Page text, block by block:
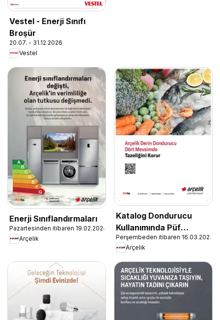
Vestel - Enerji Sınıfı
Broşür
20.07. - 31.12.2026
Vestel
Enerji Sınıflandırmaları
Pazartesinden itibaren 19.02.2024
Arçelik
Katalog Dondurucu
Kullanımında Püf
Noktaları
Perşembeden itibaren 16.03.2023
Arçelik